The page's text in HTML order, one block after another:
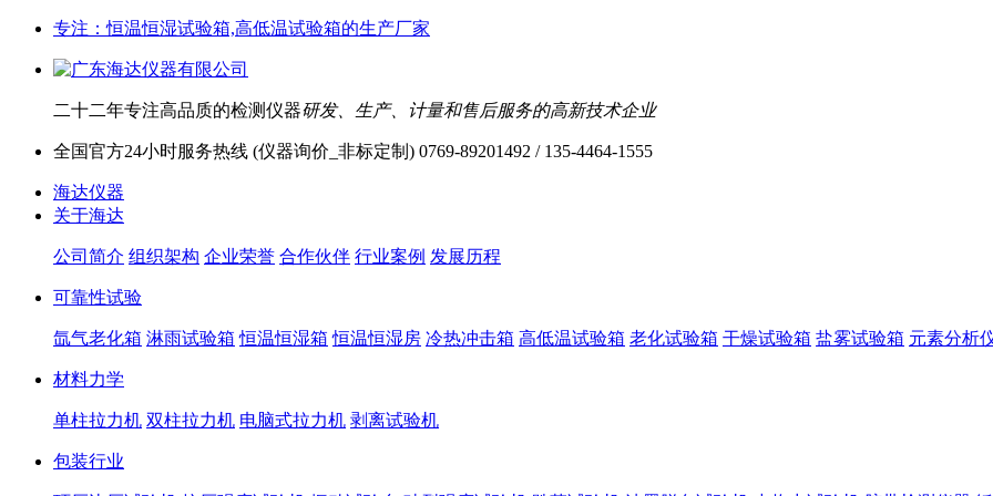
专注：恒温恒湿试验箱,高低温试验箱的生产厂家
二十二年专注高品质的检测仪器研发、生产、计量和售后服务的高新技术企业
全国官方24小时服务热线 (仪器询价_非标定制) 0769-89201492 / 135-4464-1555
海达仪器
关于海达
公司简介 组织架构 企业荣誉 合作伙伴 行业案例 发展历程
可靠性试验
氙气老化箱 淋雨试验箱 恒温恒湿箱 恒温恒湿房 冷热冲击箱 高低温试验箱 老化试验箱 干燥试验箱 盐雾试验箱 元素分析
材料力学
单柱拉力机 双柱拉力机 电脑式拉力机 剥离试验机
包装行业